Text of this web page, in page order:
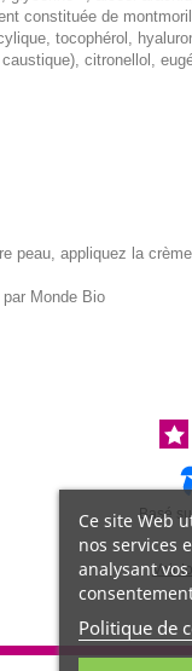
constituée de
tocophérol,
citronellol,
peau, appliquez la
par Monde Bio
Basé
Voir
Ce site Web
nos services
analysant
Politique de